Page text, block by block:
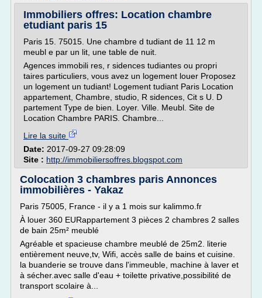
Immobiliers offres: Location chambre
etudiant paris 15
Paris 15. 75015. Une chambre d tudiant de 11 12 m
meubl e par un lit, une table de nuit.
Agences immobili res, r sidences tudiantes ou propri
taires particuliers, vous avez un logement louer Proposez
un logement un tudiant! Logement tudiant Paris Location
appartement, Chambre, studio, R sidences, Cit s U. D
partement Type de bien. Loyer. Ville. Meubl. Site de
Location Chambre PARIS. Chambre...
Lire la suite
Date: 2017-09-27 09:28:09
Site : http://immobiliersoffres.blogspot.com
Colocation 3 chambres paris Annonces
immobilières - Yakaz
Paris 75005, France - il y a 1 mois sur kalimmo.fr
À louer 360 EURappartement 3 pièces 2 chambres 2 salles
de bain 25m² meublé
Agréable et spacieuse chambre meublé de 25m2. literie
entièrement neuve,tv, Wifi, accès salle de bains et cuisine.
la buanderie se trouve dans l'immeuble, machine à laver et
à sécher.avec salle d'eau + toilette privative,possibilité de
transport scolaire à...